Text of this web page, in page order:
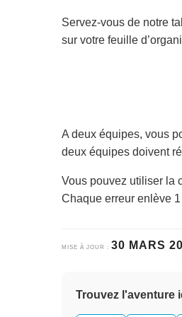
Servez-vous de notre
sur votre feuille
A deux équipes, vous
deux équipes doivent
Vous pouvez utiliser la
Chaque erreur enlève
MISE À JOUR : 30 MARS
Trouvez l'aventure